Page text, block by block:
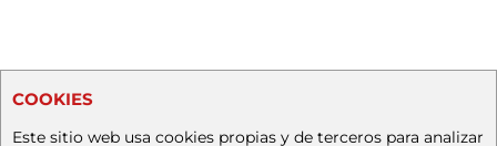
COOKIES
Este sitio web usa cookies propias y de terceros para analizar